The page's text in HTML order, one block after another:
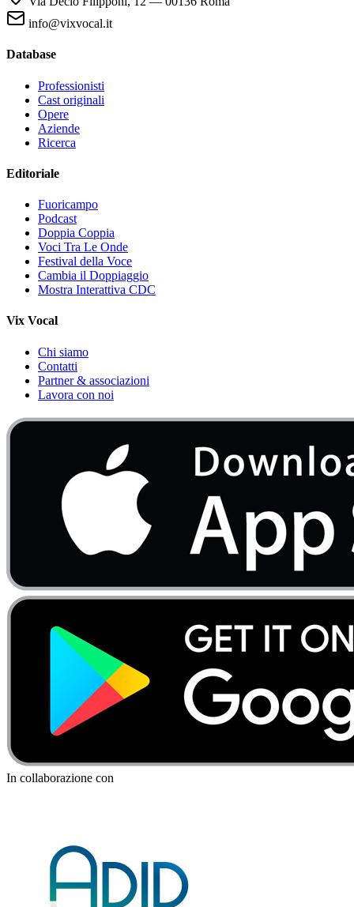
info@vixvocal.it
Database
Professionisti
Cast originali
Opere
Aziende
Ricerca
Editoriale
Fuoricampo
Podcast
Doppia Coppia
Voci Tra Le Onde
Festival della Voce
Cambia il Doppiaggio
Mostra Interattiva CDC
Vix Vocal
Chi siamo
Contatti
Partner & associazioni
Lavora con noi
In collaborazione con